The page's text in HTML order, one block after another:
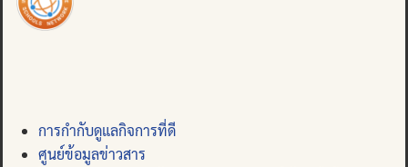
การกำกับดูแลกิจการที่ดี
ศูนย์ข้อมูลข่าวสาร